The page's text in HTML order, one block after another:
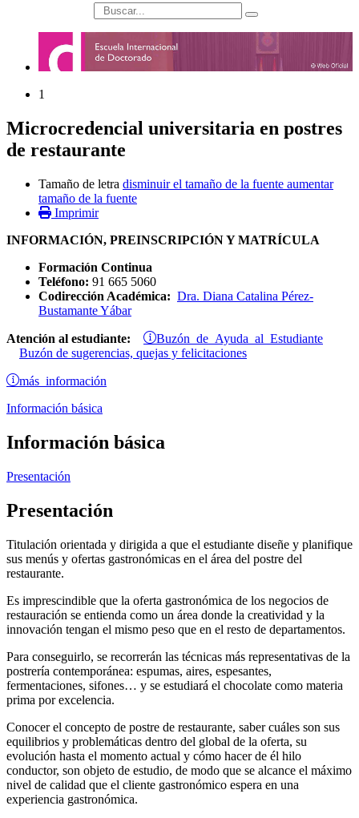
búsqueda
1
Microcredencial universitaria en postres
de restaurante
Tamaño de letra disminuir el tamaño de la fuente aumentar
tamaño de la fuente
Imprimir
INFORMACIÓN, PREINSCRIPCIÓN Y MATRÍCULA
Formación Continua
Teléfono: 91 665 5060
Codirección Académica: Dra. Diana Catalina Pérez-
Bustamante Yábar
Atención al estudiante: Buzón de Ayuda al Estudiante
Buzón de sugerencias, quejas y felicitaciones
más información
Información básica
Información básica
Presentación
Presentación
Titulación orientada y dirigida a que el estudiante diseñe y planifique
sus menús y ofertas gastronómicas en el área del postre del
restaurante.
Es imprescindible que la oferta gastronómica de los negocios de
restauración se entienda como un área donde la creatividad y la
innovación tengan el mismo peso que en el resto de departamentos.
Para conseguirlo, se recorrerán las técnicas más representativas de la
postrería contemporánea: espumas, aires, espesantes,
fermentaciones, sifones… y se estudiará el chocolate como materia
prima por excelencia.
Conocer el concepto de postre de restaurante, saber cuáles son sus
equilibrios y problemáticas dentro del global de la oferta, su
evolución hasta el momento actual y cómo hacer de él hilo
conductor, son objeto de estudio, de modo que se alcance el máximo
nivel de calidad que el cliente gastronómico espera en una
experiencia gastronómica.